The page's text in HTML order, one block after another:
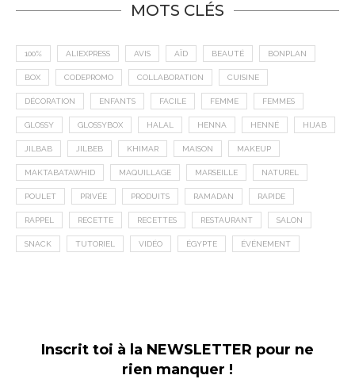
MOTS CLÉS
100% ALIEXPRESS AVIS AÏD BEAUTÉ BONPLAN
BOX CODEPROMO COLLABORATION CUISINE
DÉCORATION ENFANTS FACILE FEMME FEMMES
GLOSSY GLOSSYBOX HALAL HENNA HENNÉ HIJAB
JILBAB JILBEB KHIMAR MAISON MAKEUP
MAKTABATAWHID MAQUILLAGE MARSEILLE NATUREL
POULET PRIVÉE PRODUITS RAMADAN RAPIDE
RAPPEL RECETTE RECETTES RESTAURANT SALON
SNACK TUTORIEL VIDÉO ÉGYPTE ÉVÉNEMENT
Inscrit toi à la NEWSLETTER pour ne
rien manquer !